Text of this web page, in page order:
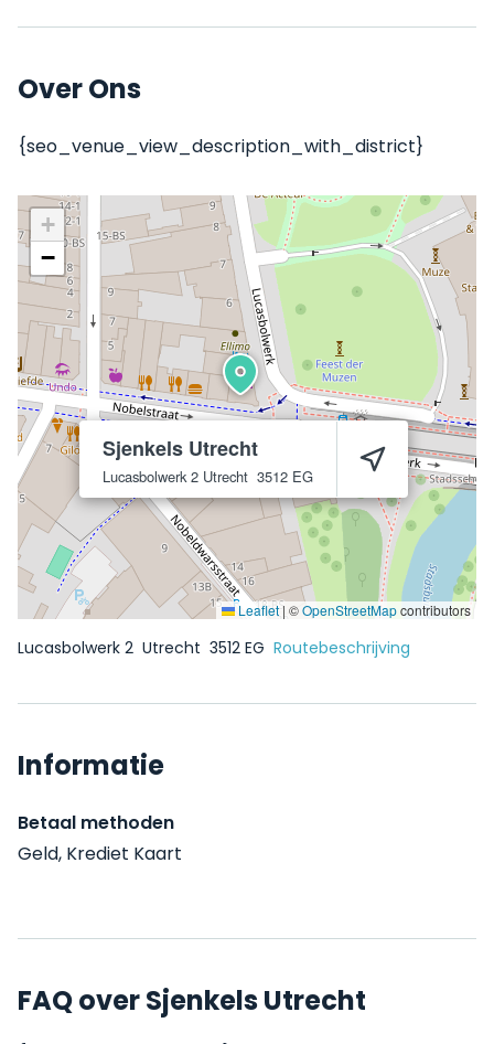
Over Ons
{seo_venue_view_description_with_district}
Sjenkels Utrecht
Lucasbolwerk 2 Utrecht 3512 EG
+
−
Leaflet | ©OpenStreetMapcontributors
Lucasbolwerk 2 Utrecht 3512 EG Routebeschrijving
Informatie
Betaal methoden
Geld, Krediet Kaart
FAQ over Sjenkels Utrecht